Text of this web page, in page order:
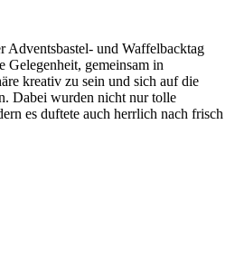
Adventsbastel- und Waffelbacktag
Gelegenheit, gemeinsam in
kreativ zu sein und sich auf die
Dabei wurden nicht nur tolle
es duftete auch herrlich nach frisch